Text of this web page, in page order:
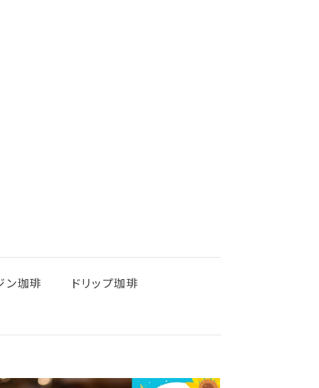
ン珈琲
ドリップ珈琲